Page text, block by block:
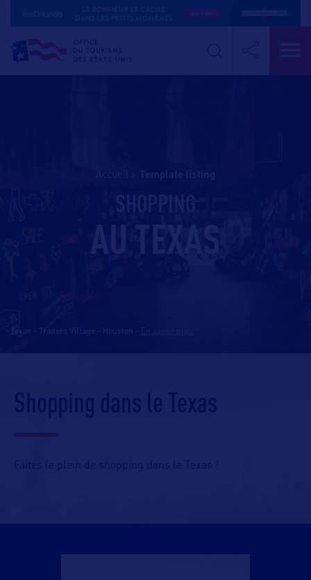
SHOPPING
Shopping dans le Texas
Faites le plein de shopping dans le Texas !